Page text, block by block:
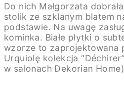
Do nich Małgorzata
stolik ze szklanym blatem
podstawie. Na uwagę
kominka. Białe płytki o
wzorze to zaprojektowana
Urquiolę kolekcja
w salonach Dekorian